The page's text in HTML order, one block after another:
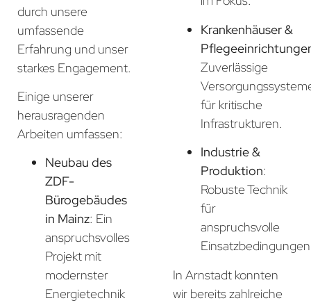
durch unsere
umfassende
Erfahrung und unser
starkes Engagement.
Einige unserer
herausragenden
Arbeiten umfassen:
Neubau des
ZDF-
Bürogebäudes
in Mainz: Ein
anspruchsvolles
Projekt mit
modernster
Energietechnik
Krankenhäuser &
Zuverlässige
für kritische
Infrastrukturen.
Industrie &
Produktion:
Robuste Technik
für
anspruchsvolle
In Arnstadt konnten
wir bereits zahlreiche